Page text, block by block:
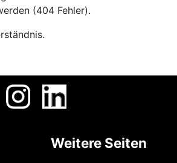
(404 Fehler).
Weitere Seiten